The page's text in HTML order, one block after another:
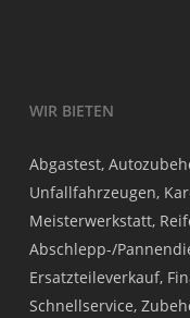
WIR BIETEN
Abgastest,
Unfallfahrzeugen,
Meisterwerkstatt,
Abschlepp-/
Ersatzteileverkauf,
Schnellservice,